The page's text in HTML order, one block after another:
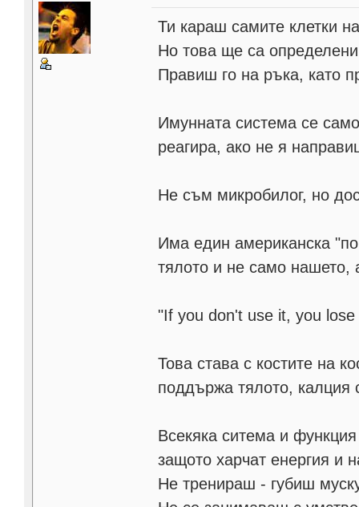
Ти караш самите клетки
Но това ще са
Правиш го на ръка, като
Имунната система се
реагира, ако не я
Не съм микробилог, но
Има един американска
тялото и не само нашето,
"If you don't use it, you lose
Това става с костите на
поддържа тялото, калция
Всекяка ситема и
защото харчат енергия и
Не тренираш - губиш